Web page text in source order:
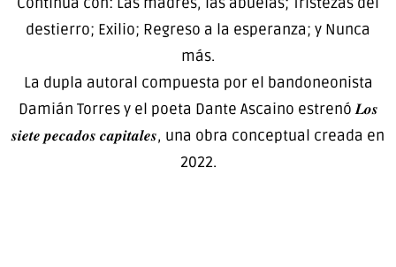
destierro; Exilio; Regreso a la esperanza; y Nunca
más.
La dupla autoral compuesta por el bandoneonista
Damián Torres y el poeta Dante Ascaino estrenó 𝑳𝒐𝒔
𝒔𝒊𝒆𝒕𝒆 𝒑𝒆𝒄𝒂𝒅𝒐𝒔 𝒄𝒂𝒑𝒊𝒕𝒂𝒍𝒆𝒔, una obra conceptual creada en
2022.